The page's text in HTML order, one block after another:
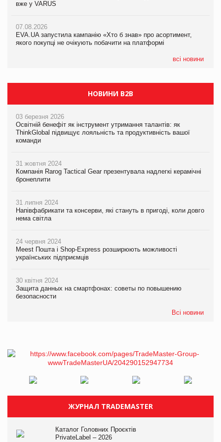
вже у VARUS
07.08.2026
EVA.UA запустила кампанію «Хто б знав» про асортимент,
якого покупці не очікують побачити на платформі
всі новини
вже у VARUS
07.08.2026
EVA.UA запустила кампанію «Хто б знав» про асортимент,
якого покупці не очікують побачити на платформі
НОВИНИ B2B
03 березня 2026
Освітній бенефіт як інструмент утримання талантів: як
ThinkGlobal підвищує лояльність та продуктивність вашої
команди
31 жовтня 2024
Компанія Rarog Tactical Gear презентувала надлегкі керамічні
бронеплити
31 липня 2024
Напівфабрикати та консерви, які стануть в пригоді, коли довго
нема світла
24 червня 2024
Meest Пошта і Shop-Express розширюють можливості
українських підприємців
30 квітня 2024
Защита данных на смартфонах: советы по повышению
безопасности
Всі новини
ЖУРНАЛ TRADEMASTER
Каталог Головних Проєктів
PrivateLabel – 2026